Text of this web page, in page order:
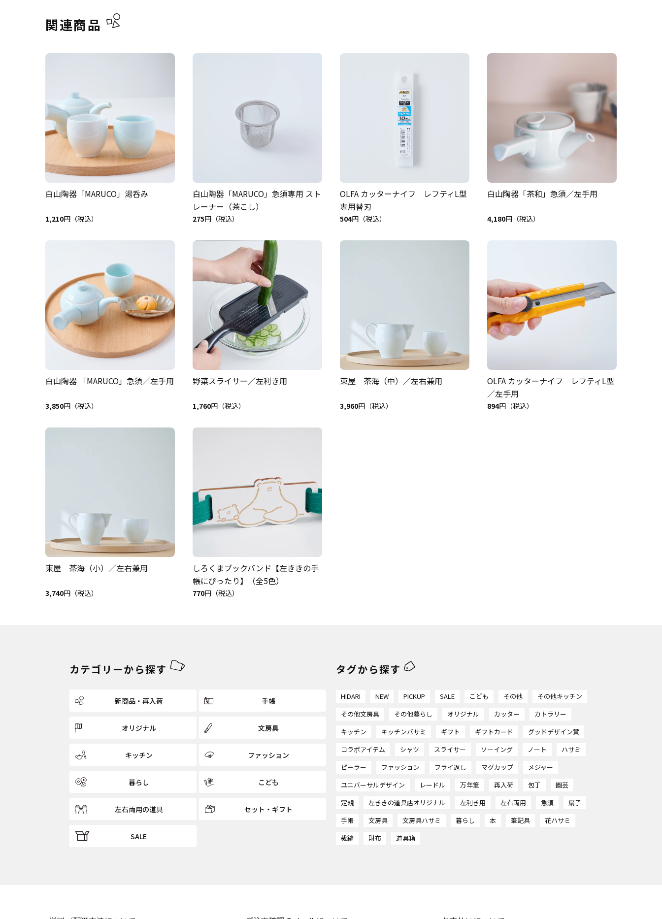
関連商品
白山陶器「MARUCO」湯呑み
1,210円（税込）
白山陶器「MARUCO」急須専用 スト
レーナー（茶こし）
275円（税込）
OLFA カッターナイフ レフティL型
専用替刃
504円（税込）
白山陶器「茶和」急須／左手用
4,180円（税込）
白山陶器 「MARUCO」急須／左手用
3,850円（税込）
野菜スライサー／左利き用
1,760円（税込）
東屋 茶海（中）／左右兼用
3,960円（税込）
OLFA カッターナイフ レフティL型
／左手用
894円（税込）
東屋 茶海（小）／左右兼用
3,740円（税込）
しろくまブックバンド【左ききの手
帳にぴったり】（全5色）
770円（税込）
カテゴリーから探す
新商品・再入荷 手帳
オリジナル 文房具
キッチン ファッション
暮らし こども
左右両用の道具 セット・ギフト
SALE
タグから探す
HIDARI NEW PICKUP SALE こども その他
その他キッチン
その他文房具
その他暮らし オリジナル カッター
カトラリー
キッチン
キッチンバサミ ギフト ギフトカード
グッドデザイン賞
コラボアイテム
シャツ スライサー ソーイング ノート
ハサミ
ピーラー
ファッション フライ返し マグカップ
メジャー
ユニバーサルデザイン
レードル 万年筆 再入荷 包丁
園芸
定規
左ききの道具店オリジナル 左利き用 左右両用 急須
扇子
手帳
文房具 文房具ハサミ 暮らし 本 筆記具
花ハサミ
裁縫
財布 道具箱